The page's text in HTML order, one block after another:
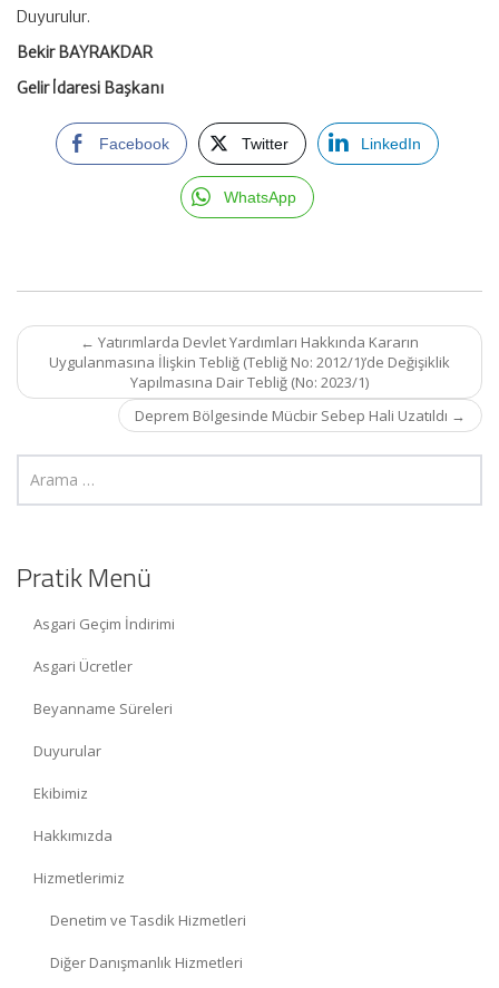
Duyurulur.
Bekir BAYRAKDAR
Gelir İdaresi Başkanı
Facebook Twitter LinkedIn
WhatsApp
Post
navigation
← Yatırımlarda Devlet Yardımları Hakkında Kararın
Uygulanmasına İlişkin Tebliğ (Tebliğ No: 2012/1)’de Değişiklik
Yapılmasına Dair Tebliğ (No: 2023/1)
Deprem Bölgesinde Mücbir Sebep Hali Uzatıldı →
Pratik Menü
Asgari Geçim İndirimi
Asgari Ücretler
Beyanname Süreleri
Duyurular
Ekibimiz
Hakkımızda
Hizmetlerimiz
Denetim ve Tasdik Hizmetleri
Diğer Danışmanlık Hizmetleri